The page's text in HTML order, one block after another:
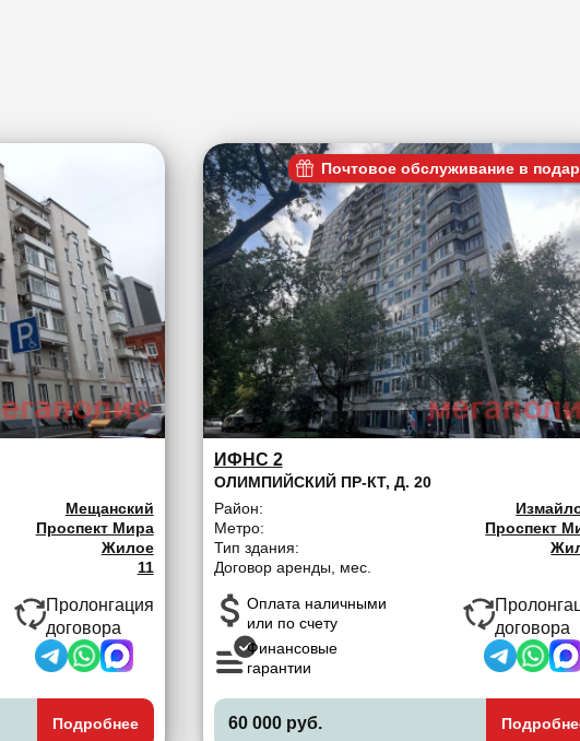
Мещанский
Проспект Мира
Жилое
11
Пролонгация
договора
Подробнее
Почтовое обслуживание в
ИФНС 2
ОЛИМПИЙСКИЙ ПР-КТ, Д. 20
Район:
Метро:
Проспект
Тип здания:
Договор аренды, мес.
Оплата наличными
или по счету
Финансовые
гарантии
договора
60 000 руб.